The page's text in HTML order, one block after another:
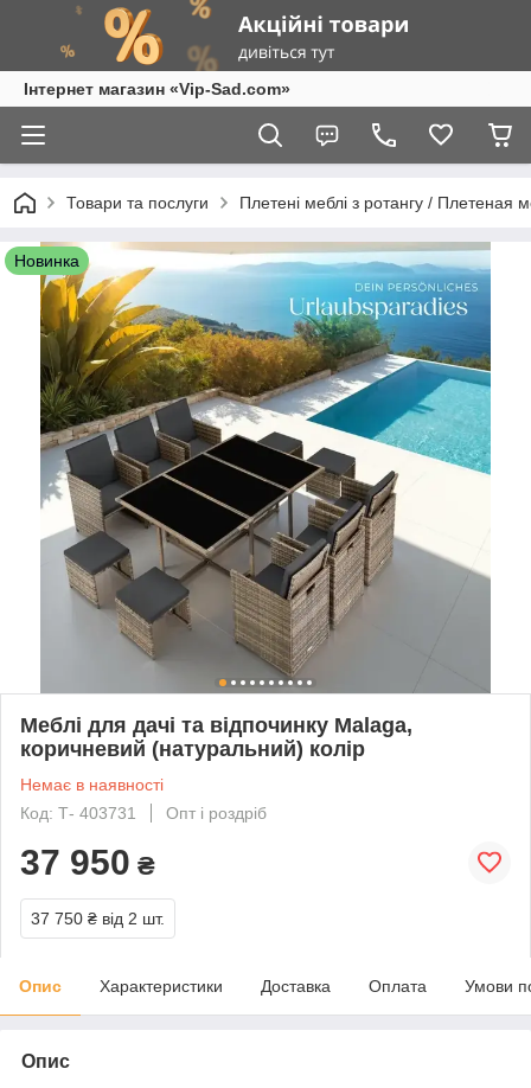
Інтернет магазин «Vip-Sad.com»
Товари та послуги Плетені меблі з ротангу / Плетеная
Новинка
Меблі для дачі та відпочинку Malaga,
коричневий (натуральний) колір
Немає в наявності
Код: Т- 403731
Опт і роздріб
37 950 ₴
37 750 ₴ від 2 шт.
Опис Характеристики Доставка Оплата Умови
Опис